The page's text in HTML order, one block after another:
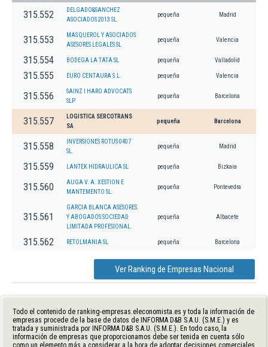
315.552
DELGADO&SANCHEZ
ASOCIADOS 2013 SL.
pequeña Madrid
315.553
MAS QUEROL Y ASOCIADOS
ASESORES LEGALES SL
pequeña Valencia
315.554 BODEGA LA TATA SL pequeña Valladolid
315.555 EURO CENTAURA S.L. pequeña Valencia
315.556
SAINZ I HARO ADVOCATS
SLP
pequeña Barcelona
315.557
LOGISTICA SERCOTRANS
SA
pequeña Barcelona
315.558
INVERSIONES ROTUS 0407
SL.
pequeña Madrid
315.559 LANTEK HIDRAULICA SL pequeña Bizkaia
315.560
AUGA V. A. XESTION E
MANTEMENTO SL.
pequeña Pontevedra
315.561
GARCIA BLANCA ASESORES
Y ABOGADOS SOCIEDAD
LIMITADA PROFESIONAL.
pequeña Albacete
315.562 RETOLMANIA SL pequeña Barcelona
Ver Ranking de Empresas Nacional
Todo el contenido de ranking-empresas.eleconomista.es y toda la información de
empresas procede de la base de datos de INFORMA D&B S.A.U. (S.M.E.) y es
tratada y suministrada por INFORMA D&B S.A.U. (S.M.E.). En todo caso, la
información de empresas que proporcionamos debe ser tenida en cuenta sólo
como un elemento más a considerar a la hora de adoptar decisiones comerciales